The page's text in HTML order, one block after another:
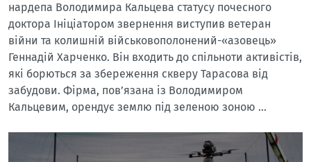
нардепа Володимира Кальцева статусу почесного
доктора Ініціатором звернення виступив ветеран
війни та колишній військовополонений-«азовець»
Геннадій Харченко. Він входить до спільноти активістів,
які борються за збереження скверу Тарасова від
забудови. Фірма, пов’язана із Володимиром
Кальцевим, орендує землю під зеленою зоною …